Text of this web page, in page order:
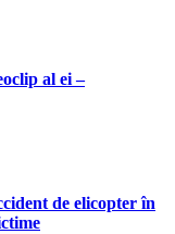
al ei –
de elicopter în